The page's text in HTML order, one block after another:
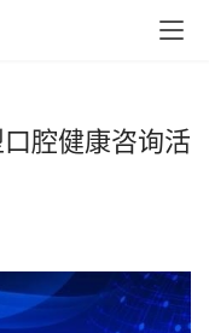
腔健康咨询活